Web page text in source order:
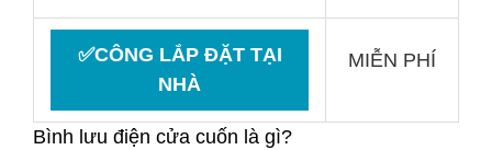
✅CÔNG LẮP ĐẶT TẠI
NHÀ
MIỄN PHÍ
Bình lưu điện cửa cuốn là gì?